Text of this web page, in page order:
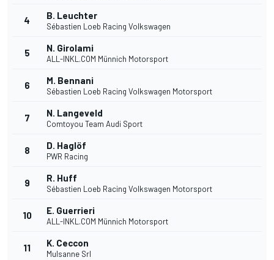
4 B. Leuchter
Sébastien Loeb Racing Volkswagen
5 N. Girolami
ALL-INKL.COM Münnich Motorsport
6 M. Bennani
Sébastien Loeb Racing Volkswagen Motorsport
7 N. Langeveld
Comtoyou Team Audi Sport
8 D. Haglöf
PWR Racing
9 R. Huff
Sébastien Loeb Racing Volkswagen Motorsport
10 E. Guerrieri
ALL-INKL.COM Münnich Motorsport
11 K. Ceccon
Mulsanne Srl